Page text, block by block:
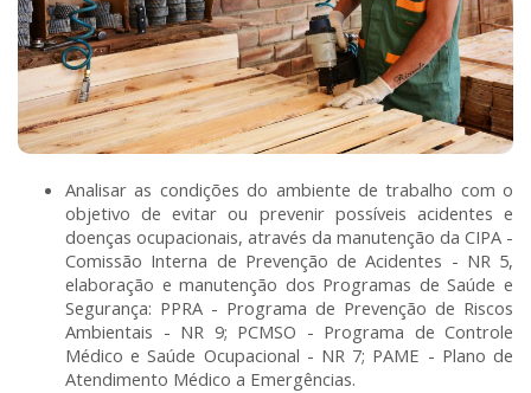
Analisar as condições do ambiente de trabalho com o
objetivo de evitar ou prevenir possíveis acidentes e
doenças ocupacionais, através da manutenção da CIPA -
Comissão Interna de Prevenção de Acidentes - NR 5,
elaboração e manutenção dos Programas de Saúde e
Segurança: PPRA - Programa de Prevenção de Riscos
Ambientais - NR 9; PCMSO - Programa de Controle
Médico e Saúde Ocupacional - NR 7; PAME - Plano de
Atendimento Médico a Emergências.